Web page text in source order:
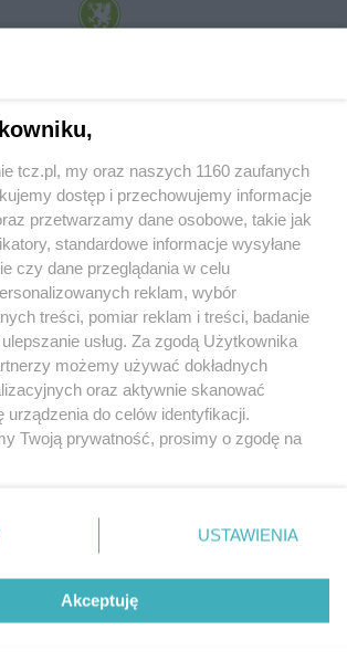
Sp. z o.o. Internetowy Serwis Informacyjny Miasta
POLITYKA PRYWATNOŚCI HOSTING
RSS FACEBOOK KONTAKT
Nasze serwisy
Muzyka i kultura
Archiwum wydarzeń
Zdjęcia miasta
tcz.pl, my oraz naszych 1160 zaufanych
dostęp i przechowujemy informacje
przetwarzamy dane osobowe, takie jak
standardowe informacje wysyłane
czy dane przeglądania w celu
reklam, wybór
treści, pomiar reklam i treści, badanie
usług. Za zgodą Użytkownika
możemy używać dokładnych
oraz aktywnie skanować
do celów identyfikacji.
Twoją prywatność, prosimy o zgodę na
lewym dolnym rogu strony
. Niektóre
będą miały zastosowania tylko
USTAWIENIA
Akceptuję